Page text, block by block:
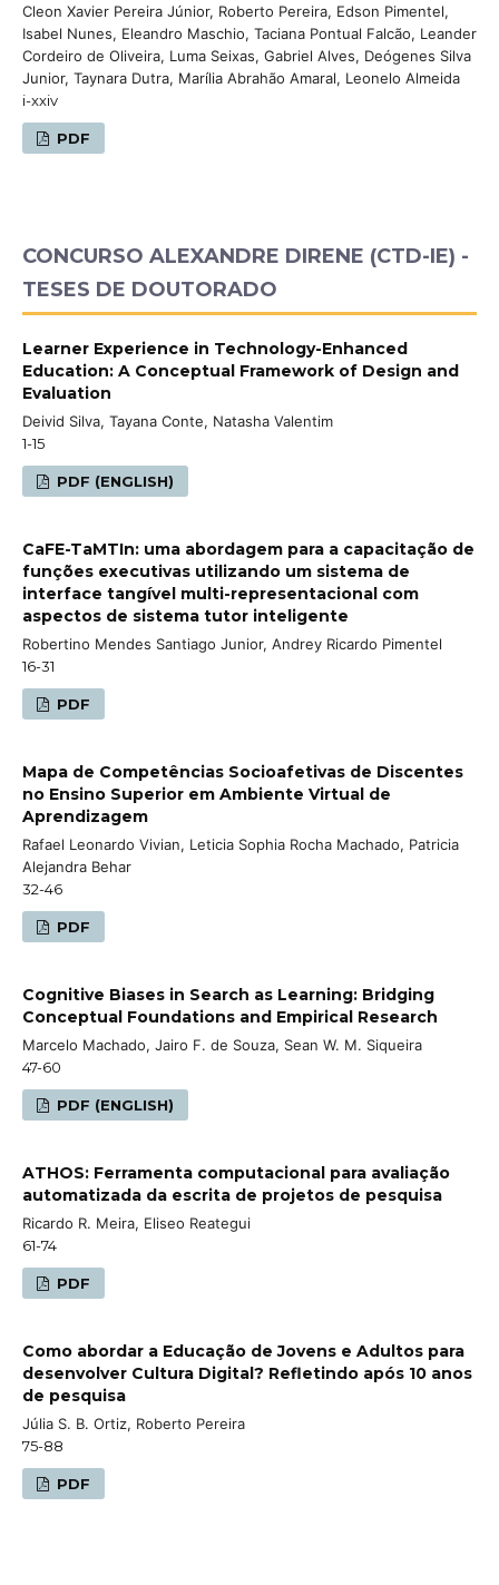
Cleon Xavier Pereira Júnior, Roberto Pereira, Edson Pimentel,
Isabel Nunes, Eleandro Maschio, Taciana Pontual Falcão, Leander
Cordeiro de Oliveira, Luma Seixas, Gabriel Alves, Deógenes Silva
Junior, Taynara Dutra, Marília Abrahão Amaral, Leonelo Almeida
i-xxiv
PDF
CONCURSO ALEXANDRE DIRENE (CTD-IE) -
TESES DE DOUTORADO
Learner Experience in Technology-Enhanced
Education: A Conceptual Framework of Design and
Evaluation
Deivid Silva, Tayana Conte, Natasha Valentim
1-15
PDF (ENGLISH)
CaFE-TaMTIn: uma abordagem para a capacitação de
funções executivas utilizando um sistema de
interface tangível multi-representacional com
aspectos de sistema tutor inteligente
Robertino Mendes Santiago Junior, Andrey Ricardo Pimentel
16-31
PDF
Mapa de Competências Socioafetivas de Discentes
no Ensino Superior em Ambiente Virtual de
Aprendizagem
Rafael Leonardo Vivian, Leticia Sophia Rocha Machado, Patricia
Alejandra Behar
32-46
PDF
Cognitive Biases in Search as Learning: Bridging
Conceptual Foundations and Empirical Research
Marcelo Machado, Jairo F. de Souza, Sean W. M. Siqueira
47-60
PDF (ENGLISH)
ATHOS: Ferramenta computacional para avaliação
automatizada da escrita de projetos de pesquisa
Ricardo R. Meira, Eliseo Reategui
61-74
PDF
Como abordar a Educação de Jovens e Adultos para
desenvolver Cultura Digital? Refletindo após 10 anos
de pesquisa
Júlia S. B. Ortiz, Roberto Pereira
75-88
PDF